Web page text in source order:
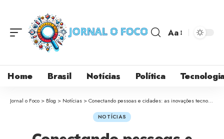
Aa
Home Brasil Notícias Política
Jornal o Foco > Blog > Notícias >Conectando pessoas e cidades: as inovações tecnológicas que estão revolucionando o urbanismo
NOTÍCIAS